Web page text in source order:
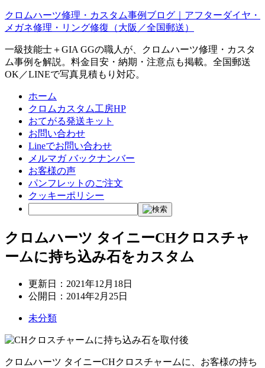
クロムハーツ修理・カスタム事例ブログ｜アフターダイヤ・
メガネ修理・リング修復（大阪／全国郵送）
一級技能士＋GIA GGの職人が、クロムハーツ修理・カスタ
ム事例を解説。料金目安・納期・注意点も掲載。全国郵送
OK／LINEで写真見積もり対応。
ホーム
クロムカスタム工房HP
おてがる発送キット
お問い合わせ
Lineでお問い合わせ
メルマガ バックナンバー
お客様の声
パンフレットのご注文
クッキーポリシー
クロムハーツ タイニーCHクロスチャ
ームに持ち込み石をカスタム
更新日： 2021年12月18日
公開日： 2014年2月25日
未分類
クロムハーツ タイニーCHクロスチャームに、お客様の持ち